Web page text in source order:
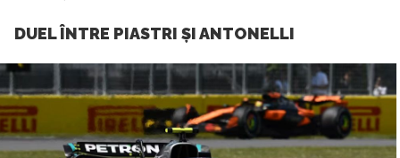
DUEL ÎNTRE PIASTRI ȘI ANTONELLI